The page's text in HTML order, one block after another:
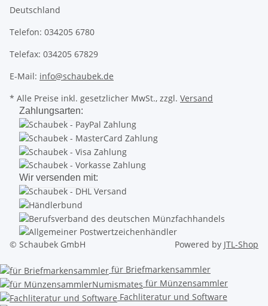
Deutschland
Telefon: 034205 6780
Telefax: 034205 67829
E-Mail: info@schaubek.de
* Alle Preise inkl. gesetzlicher MwSt., zzgl. Versand
Zahlungsarten:
Wir versenden mit:
© Schaubek GmbH Powered by JTL-Shop
für Briefmarkensammler
für Münzensammler
Fachliteratur und Software